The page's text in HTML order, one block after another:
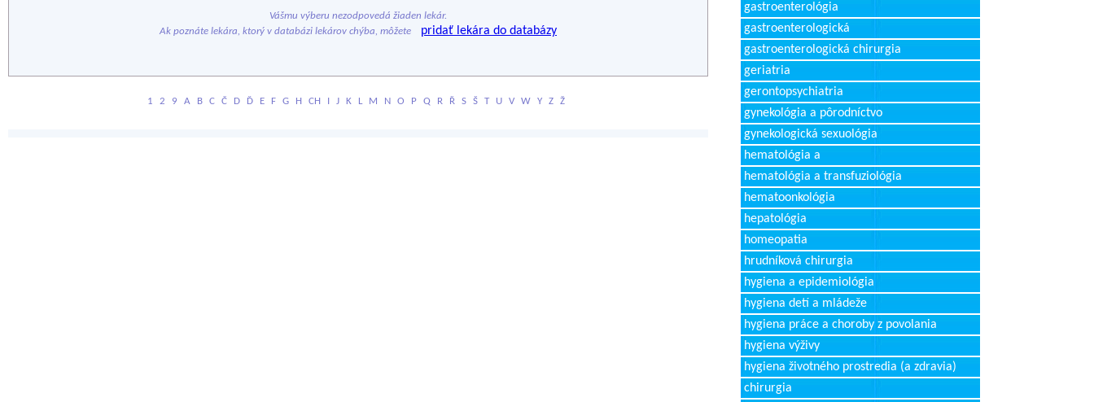
Vášmu výberu nezodpovedá žiaden lekár.
Ak poznáte lekára, ktorý v databázi lekárov chýba, môžete
pridať lekára do databázy
1 2 9 A B C Č D Ď E F G H CH I J K L M N O P Q R Ř S Š T U V W Y Z Ž
gastroenterológia
gastroenterologická
gastroenterologická chirurgia
geriatria
gerontopsychiatria
gynekológia a pôrodníctvo
gynekologická sexuológia
hematológia a
hematológia a transfuziológia
hematoonkológia
hepatológia
homeopatia
hrudníková chirurgia
hygiena a epidemiológia
hygiena detí a mládeže
hygiena práce a choroby z povolania
hygiena výživy
hygiena životného prostredia (a zdravia)
chirurgia